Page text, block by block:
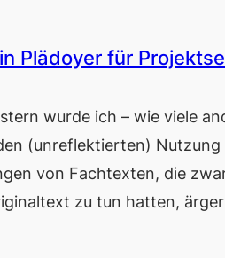
Plädoyer für
wurde ich – wie viele
(unreflektierten) Nutzung
von Fachtexten, die
zu tun hatten,